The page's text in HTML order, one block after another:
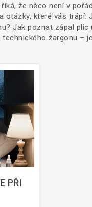
že něco není v
otázky, které vás trápí:
Jak poznat zápal plic
žargonu –
PŘI